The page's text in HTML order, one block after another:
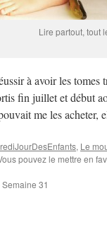
Lire partout, tout
à avoir les
fin juillet et début
me les acheter,
, Le
pouvez le mettre en
31